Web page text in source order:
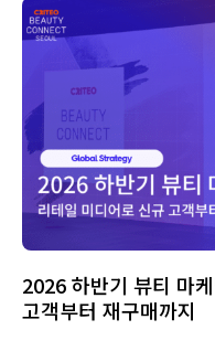
2026 하반기 뷰티 마
고객부터 재구매까지